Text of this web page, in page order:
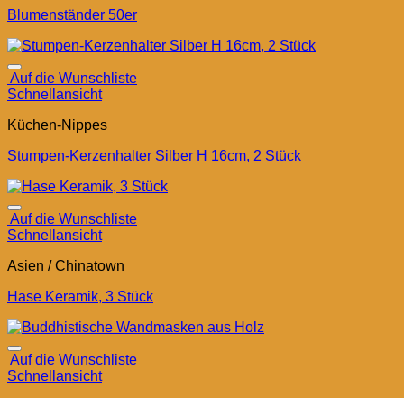
Blumenständer 50er
Auf die Wunschliste
Schnellansicht
Küchen-Nippes
Stumpen-Kerzenhalter Silber H 16cm, 2 Stück
Auf die Wunschliste
Schnellansicht
Asien / Chinatown
Hase Keramik, 3 Stück
Auf die Wunschliste
Schnellansicht